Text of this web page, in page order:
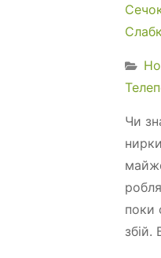
Чи
поки
збій.